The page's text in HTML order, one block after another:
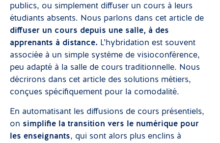
publics, ou simplement diffuser un cours à leurs
étudiants absents. Nous parlons dans cet article de
diffuser un cours depuis une salle, à des
apprenants à distance. L’hybridation est souvent
associée à un simple système de visioconférence,
peu adapté à la salle de cours traditionnelle. Nous
décrirons dans cet article des solutions métiers,
conçues spécifiquement pour la comodalité.
En automatisant les diffusions de cours présentiels,
on simplifie la transition vers le numérique pour
les enseignants, qui sont alors plus enclins à